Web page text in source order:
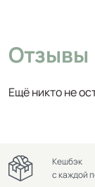
Отзывы
Ещё никто не
Кешбэк
с каждой